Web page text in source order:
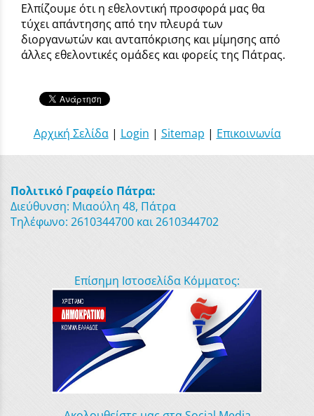
Ελπίζουμε ότι η εθελοντική προσφορά μας θα
τύχει απάντησης από την πλευρά των
διοργανωτών και ανταπόκρισης και μίμησης από
άλλες εθελοντικές ομάδες και φορείς της Πάτρας.
Αρχική Σελίδα| Login | Sitemap | Επικοινωνία
Πολιτικό Γραφείο Πάτρα:
Διεύθυνση: Μιαούλη 48, Πάτρα
Τηλέφωνο: 2610344700 και 2610344702
Επίσημη Ιστοσελίδα Κόμματος: